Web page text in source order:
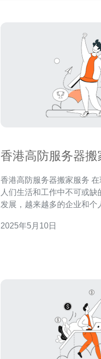
香港高防服务器搬
香港高防服务器搬家服务 在现代社会，网络已经成为
人们生活和工作中不可或
发展，越来越多的企业和个
进行在线交流和业务。而香
2025年5月10日